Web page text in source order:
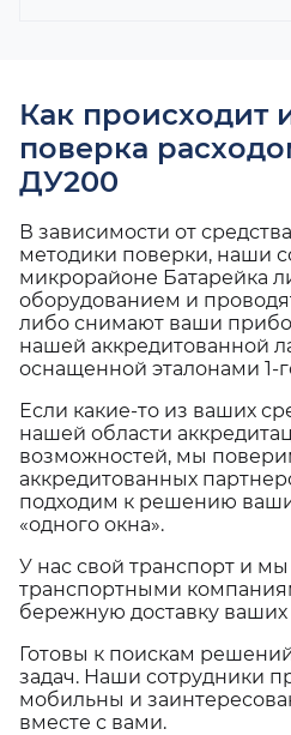
Как происходит
поверка
ДУ200
В зависимости от
методики поверки, наши
микрорайоне Батарейка
оборудованием и
либо снимают ваши
нашей аккредитованной
оснащенной эталонами 1-
Если какие-то из ваших
нашей области
возможностей, мы
аккредитованных
подходим к решению
«одного окна».
У нас свой транспорт и
транспортными
бережную доставку
Готовы к поискам
задач. Наши сотрудники
мобильны и
вместе с вами.